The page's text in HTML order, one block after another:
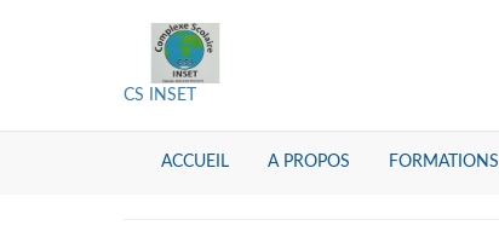
CS INSET
ACCUEIL A PROPOS FORMATIONS